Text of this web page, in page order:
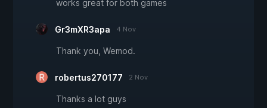
works great for both games
Gr3mXR3apa 4 Nov
Thank you, Wemod.
robertus270177 2 Nov
Thanks a lot guys